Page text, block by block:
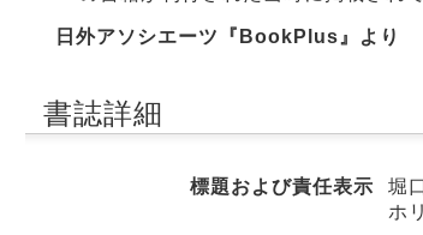
日外アソシエーツ『BookPlus』より
書誌詳細
標題および責任表示
堀
ホ